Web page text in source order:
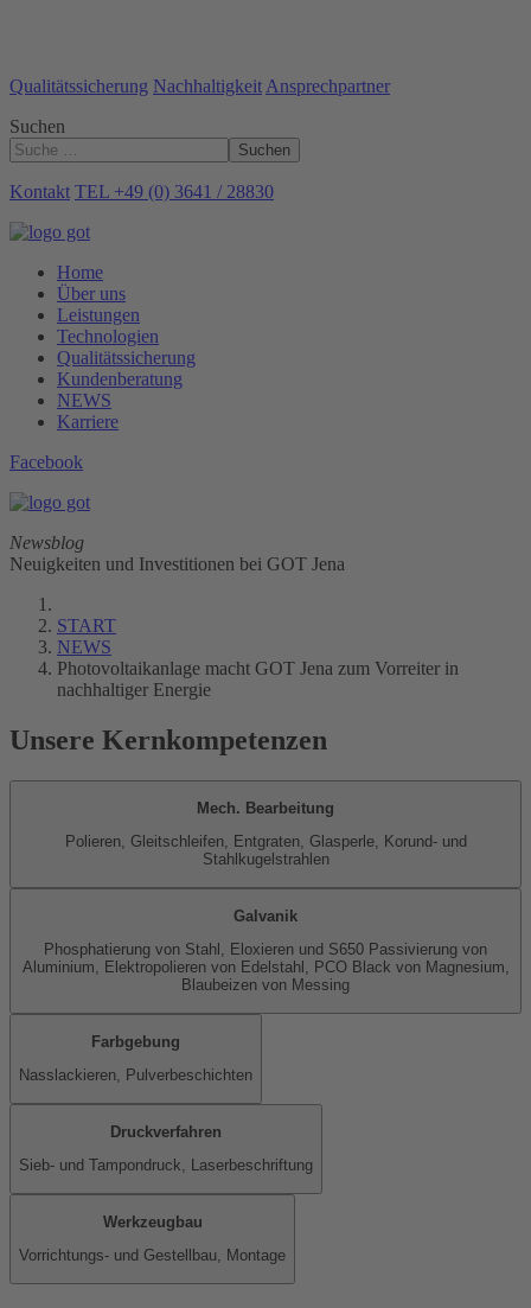
Qualitätssicherung Nachhaltigkeit Ansprechpartner
Suchen
Suchen
Kontakt TEL +49 (0) 3641 / 28830
Home
Über uns
Leistungen
Technologien
Qualitätssicherung
Kundenberatung
NEWS
Karriere
Facebook
Newsblog
Neuigkeiten und Investitionen bei GOT Jena
START
NEWS
Photovoltaikanlage macht GOT Jena zum Vorreiter in
nachhaltiger Energie
Unsere Kernkompetenzen
Mech. Bearbeitung
Polieren, Gleitschleifen, Entgraten, Glasperle, Korund- und
Stahlkugelstrahlen
Galvanik
Phosphatierung von Stahl, Eloxieren und S650 Passivierung von
Aluminium, Elektropolieren von Edelstahl, PCO Black von Magnesium,
Blaubeizen von Messing
Farbgebung
Nasslackieren, Pulverbeschichten
Druckverfahren
Sieb- und Tampondruck, Laserbeschriftung
Werkzeugbau
Vorrichtungs- und Gestellbau, Montage